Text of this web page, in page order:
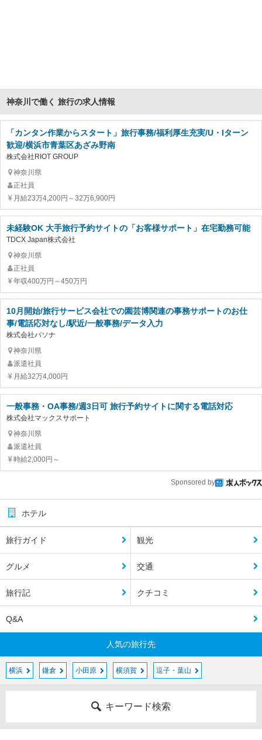
神奈川で働く 旅行の求人情報
「カンタン作業からスタート」旅行事務/福利厚生充実/U・Iターン
歓迎/横浜市青葉区あざみ野南
株式会社RIOT GROUP
神奈川県
正社員
月給23万4,200円～32万6,900円
未経験OK 大手旅行予約サイトの「お客様サポート」在宅勤務可能
TDCX Japan株式会社
神奈川県
正社員
年収400万円～450万円
10月開始/旅行サービス会社での園芸博関連の事務サポートのお仕
事/電話応対なし/駅近/一般事務/データ入力
株式会社パソナ
神奈川県
派遣社員
月給32万4,000円
一般事務・OA事務/週3日可 旅行予約サイトに関する電話対応
株式会社マックスサポート
神奈川県
派遣社員
時給2,000円～
Sponsored by
ホテル
旅行ガイド 観光
グルメ 交通
旅行記 クチコミ
Q&A
人気の旅行先
横浜 鎌倉 小田原 横須賀 逗子・葉山
キーワード検索